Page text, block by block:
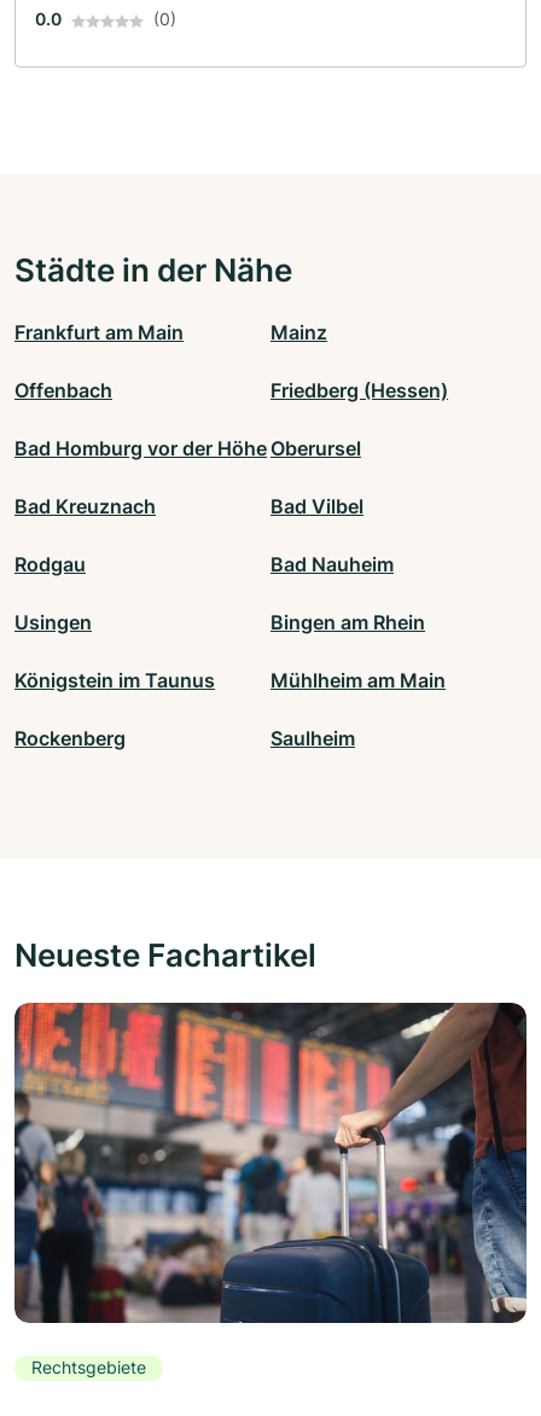
0.0 (0)
Städte in der Nähe
Frankfurt am Main Mainz
Offenbach Friedberg (Hessen)
Bad Homburg vor der HöheOberursel
Bad Kreuznach Bad Vilbel
Rodgau Bad Nauheim
Usingen Bingen am Rhein
Königstein im Taunus Mühlheim am Main
Rockenberg Saulheim
Neueste Fachartikel
Rechtsgebiete